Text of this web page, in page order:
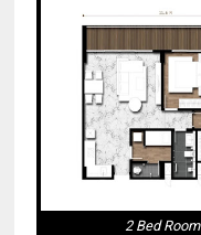
2 Bed